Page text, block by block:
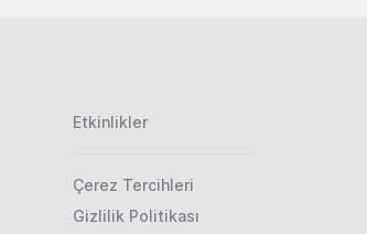
Etkinlikler
Çerez Tercihleri
Gizlilik Politikası